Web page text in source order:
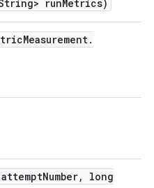
runMetrics)
Measurement.
Number,
long